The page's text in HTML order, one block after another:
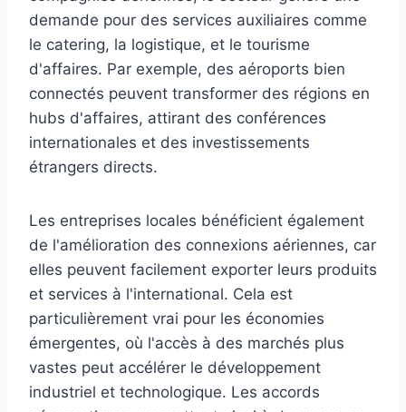
demande pour des services auxiliaires comme
le catering, la logistique, et le tourisme
d'affaires. Par exemple, des aéroports bien
connectés peuvent transformer des régions en
hubs d'affaires, attirant des conférences
internationales et des investissements
étrangers directs.
Les entreprises locales bénéficient également
de l'amélioration des connexions aériennes, car
elles peuvent facilement exporter leurs produits
et services à l'international. Cela est
particulièrement vrai pour les économies
émergentes, où l'accès à des marchés plus
vastes peut accélérer le développement
industriel et technologique. Les accords